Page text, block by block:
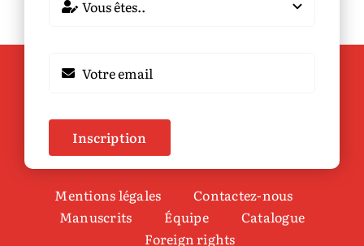
Inscription
Mentions légales
Contactez-nous
Manuscrits
Équipe
Catalogue
Foreign rights